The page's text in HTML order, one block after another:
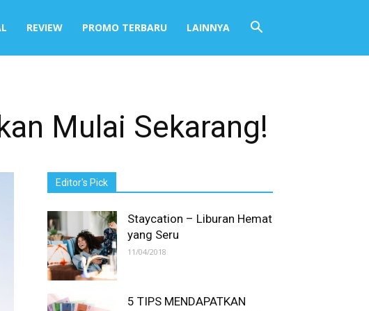
REVIEW PROMO TERBARU LAINNYA
Mulai Sekarang!
Editor's Pick
Staycation – Liburan Hemat
yang Seru
11/04/2018
5 TIPS MENDAPATKAN